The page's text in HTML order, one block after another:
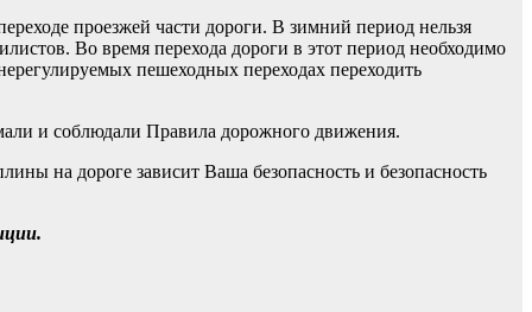
проезжей части дороги. В зимний период нельзя
Во время перехода дороги в этот период необходимо
пешеходных переходах переходить
и соблюдали Правила дорожного движения.
на дороге зависит Ваша безопасность и безопасность